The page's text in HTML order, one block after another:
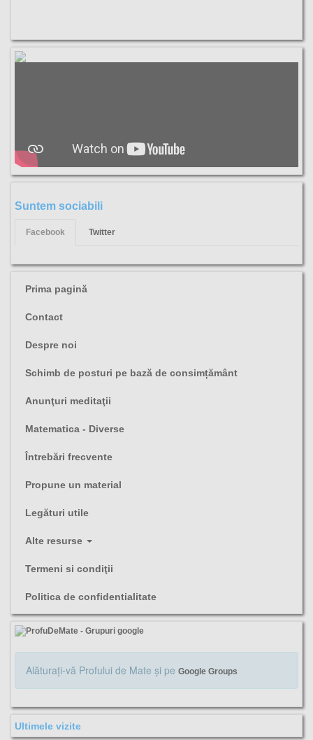
Suntem sociabili
Facebook Twitter
Prima pagină
Contact
Despre noi
Schimb de posturi pe bază de consimțământ
Anunţuri meditaţii
Matematica - Diverse
Întrebări frecvente
Propune un material
Legături utile
Alte resurse
Termeni si condiţii
Politica de confidentialitate
Alăturaţi-vă Profului de Mate şi pe Google Groups
Ultimele vizite